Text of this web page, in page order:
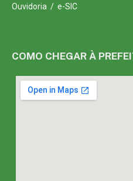
Ouvidoria / e-SIC
COMO CHEGAR À